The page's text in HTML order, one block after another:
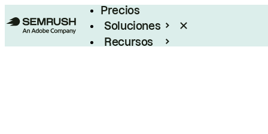
Precios
Soluciones
Recursos